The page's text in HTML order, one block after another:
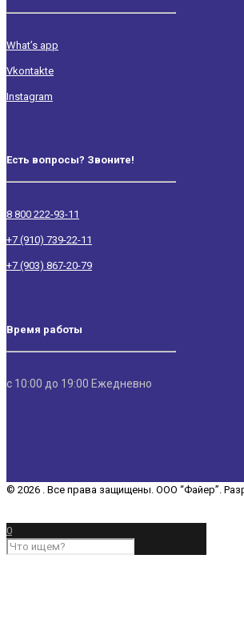
What’s app
Vkontakte
Instagram
Есть вопросы? Звоните!
8 800 222-93-11
+7 (910) 739-22-11
+7 (903) 867-20-79
Время работы
с 10:00 до 19:00 Ежедневно
© 2026 . Все права защищены. ООО “Файер”.
0